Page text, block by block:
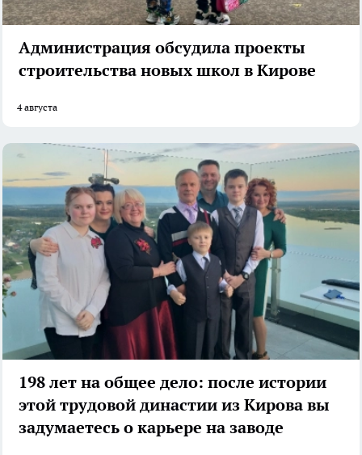
Администрация обсудила проекты
строительства новых школ в Кирове
4 августа
198 лет на общее дело: после истории
этой трудовой династии из Кирова вы
задумаетесь о карьере на заводе